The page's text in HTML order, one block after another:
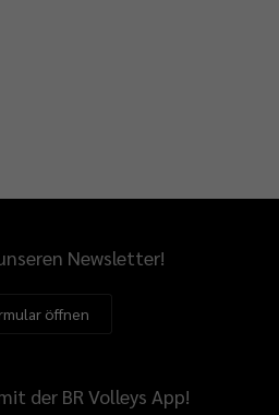
Newsletter!
öffnen
der BR Volleys App!